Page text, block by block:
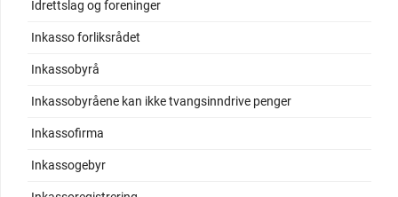
Idrettslag og foreninger
Inkasso forliksrådet
Inkassobyrå
Inkassobyråene kan ikke tvangsinndrive penger
Inkassofirma
Inkassogebyr